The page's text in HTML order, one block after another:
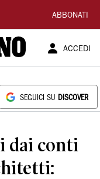
ABBONATI
ACCEDI
SEGUICI SU DISCOVER
dai conti